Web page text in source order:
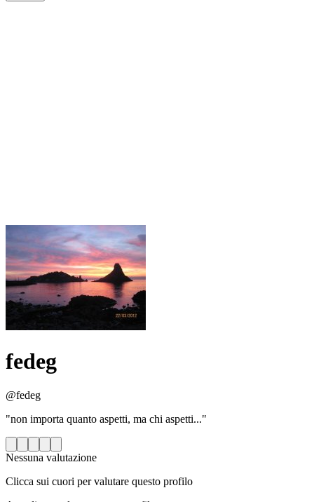
fedeg
@fedeg
"non importa quanto aspetti, ma chi aspetti..."
Nessuna valutazione
Clicca sui cuori per valutare questo profilo